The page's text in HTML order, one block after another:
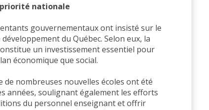
priorité nationale
gouvernementaux ont insisté sur le
du Québec. Selon eux, la
un investissement essentiel pour
économique que social.
nombreuses nouvelles écoles ont été
années, soulignant également les efforts
du personnel enseignant et offrir